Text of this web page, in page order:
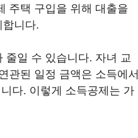
주택 구입을 위해 대출을
니다.
줄일 수 있습니다. 자녀 교
관된 일정 금액은 소득에서
다. 이렇게 소득공제는 가